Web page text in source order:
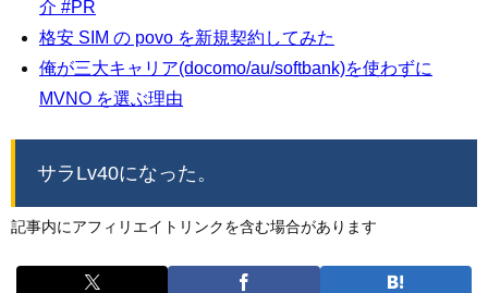
介 #PR
格安 SIM の povo を新規契約してみた
俺が三大キャリア(docomo/au/softbank)を使わずに
MVNO を選ぶ理由
サラLv40になった。
記事内にアフィリエイトリンクを含む場合があります